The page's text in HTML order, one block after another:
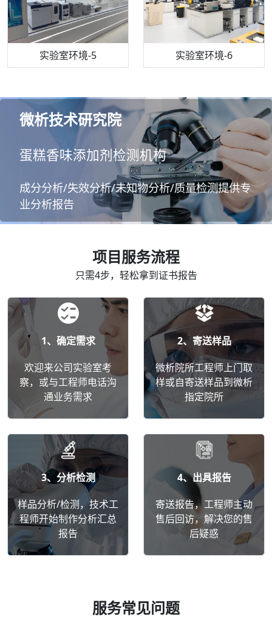
实验室环境-5 实验室环境-6
机构质检技术员-5 机构质检技术员-6
气相色谱仪 万能力学试验仪
微析技术研究院
蛋糕香味添加剂检测机构
成分分析/失效分析/未知物分析/质量检测提供专
业分析报告
项目服务流程
只需4步，轻松拿到证书报告
1、确定需求
欢迎来公司实验室考
察，或与工程师电话沟
通业务需求
2、寄送样品
微析院所工程师上门取
样或自寄送样品到微析
指定院所
3、分析检测
样品分析/检测，技术工
程师开始制作分析汇总
报告
4、出具报告
寄送报告，工程师主动
售后回访，解决您的售
后疑惑
服务常见问题